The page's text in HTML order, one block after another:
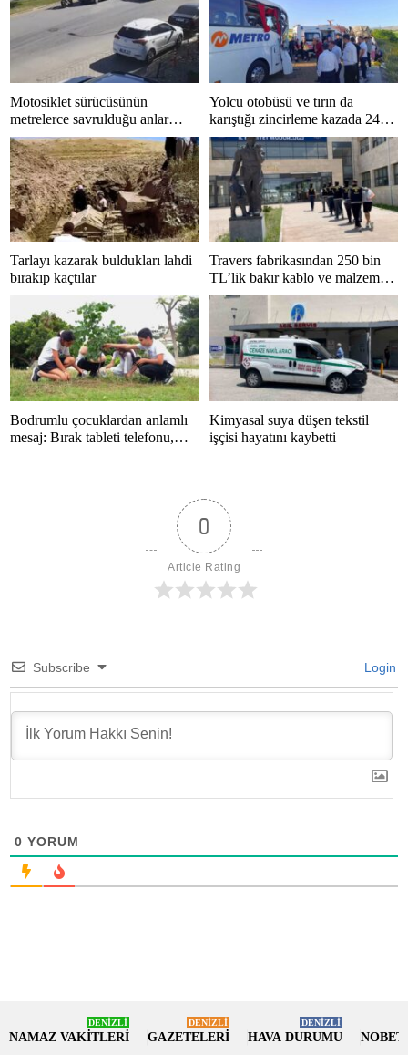
Motosiklet sürücüsünün
metrelerce savrulduğu anlar
güvenlik kamerasında
Yolcu otobüsü ve tırın da
karıştığı zincirleme kazada 24
kişi yaralandı
Tarlayı kazarak buldukları lahdi
bırakıp kaçtılar
Travers fabrikasından 250 bin
TL’lik bakır kablo ve malzeme
çalan 5 kişi tutuklandı
Bodrumlu çocuklardan anlamlı
mesaj: Bırak tableti telefonu,
Kimyasal suya düşen tekstil
işçisi hayatını kaybetti
0
Article Rating
Subscribe Login
0 YORUM
NAMAZ VAKİTLERİ
DENİZLİ
GAZETELERİ
DENİZLİ
HAVA DURUMU
DENİZLİ